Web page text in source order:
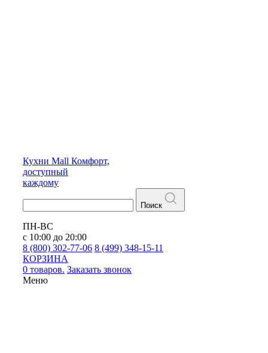
Кухни Mall Комфорт,
доступный
каждому
Поиск
ПН-ВС
с 10:00 до 20:00
8 (800) 302-77-06 8 (499) 348-15-11
КОРЗИНА
0 товаров. Заказать звонок
Меню